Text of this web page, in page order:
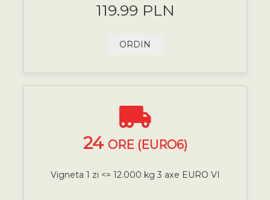
119.99 PLN
ORDIN
24 ORE (EURO6)
Vigneta 1 zi <= 12.000 kg 3 axe EURO VI